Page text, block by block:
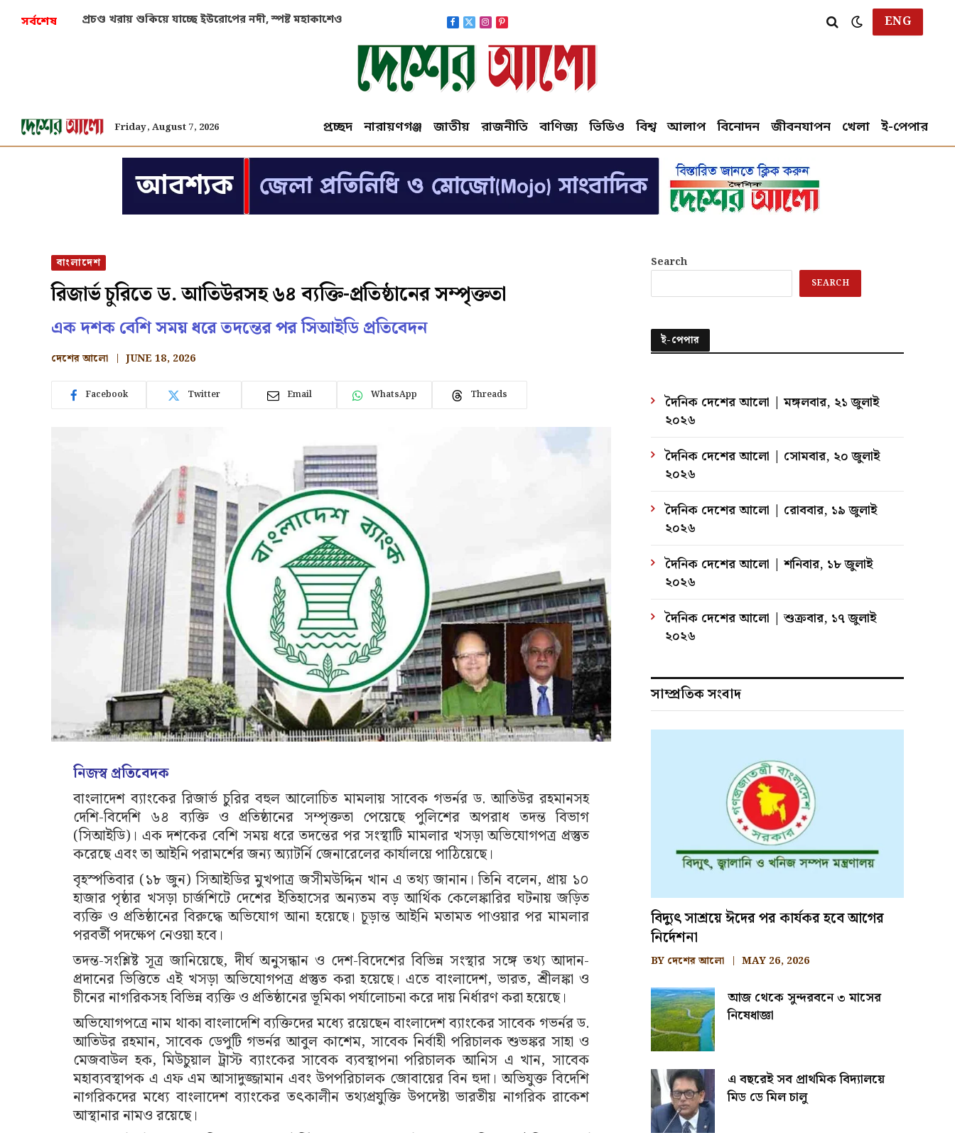
সর্বশেষ দুর্ঘটনায় আহতদের জরুরি চিকিৎসায় সার্কুলার জারির নির্দেশ
Facebook
X
(Twitter)
Instagram
Pinterest ENG
Friday, August 7, 2026 প্রচ্ছদ নারায়ণগঞ্জ জাতীয় রাজনীতি বাণিজ্য ভিডিও বিশ্ব আলাপ বিনোদন জীবনযাপন খেলা ই-পেপার
বাংলাদেশ
রিজার্ভ চুরিতে ড. আতিউরসহ ৬৪ ব্যক্তি-প্রতিষ্ঠানের সম্পৃক্ততা
এক দশক বেশি সময় ধরে তদন্তের পর সিআইডি প্রতিবেদন
দেশের আলো JUNE 18, 2026
Facebook Twitter Email WhatsApp Threads
নিজস্ব প্রতিবেদক
বাংলাদেশ ব্যাংকের রিজার্ভ চুরির বহুল আলোচিত মামলায় সাবেক গভর্নর ড. আতিউর রহমানসহ
দেশি-বিদেশি ৬৪ ব্যক্তি ও প্রতিষ্ঠানের সম্পৃক্ততা পেয়েছে পুলিশের অপরাধ তদন্ত বিভাগ
(সিআইডি)। এক দশকের বেশি সময় ধরে তদন্তের পর সংস্থাটি মামলার খসড়া অভিযোগপত্র প্রস্তুত
করেছে এবং তা আইনি পরামর্শের জন্য অ্যাটর্নি জেনারেলের কার্যালয়ে পাঠিয়েছে।
বৃহস্পতিবার (১৮ জুন) সিআইডির মুখপাত্র জসীমউদ্দিন খান এ তথ্য জানান। তিনি বলেন, প্রায় ১০
হাজার পৃষ্ঠার খসড়া চার্জশিটে দেশের ইতিহাসের অন্যতম বড় আর্থিক কেলেঙ্কারির ঘটনায় জড়িত
ব্যক্তি ও প্রতিষ্ঠানের বিরুদ্ধে অভিযোগ আনা হয়েছে। চূড়ান্ত আইনি মতামত পাওয়ার পর মামলার
পরবর্তী পদক্ষেপ নেওয়া হবে।
তদন্ত-সংশ্লিষ্ট সূত্র জানিয়েছে, দীর্ঘ অনুসন্ধান ও দেশ-বিদেশের বিভিন্ন সংস্থার সঙ্গে তথ্য আদান-
প্রদানের ভিত্তিতে এই খসড়া অভিযোগপত্র প্রস্তুত করা হয়েছে। এতে বাংলাদেশ, ভারত, শ্রীলঙ্কা ও
চীনের নাগরিকসহ বিভিন্ন ব্যক্তি ও প্রতিষ্ঠানের ভূমিকা পর্যালোচনা করে দায় নির্ধারণ করা হয়েছে।
অভিযোগপত্রে নাম থাকা বাংলাদেশি ব্যক্তিদের মধ্যে রয়েছেন বাংলাদেশ ব্যাংকের সাবেক গভর্নর ড.
আতিউর রহমান, সাবেক ডেপুটি গভর্নর আবুল কাশেম, সাবেক নির্বাহী পরিচালক শুভঙ্কর সাহা ও
মেজবাউল হক, মিউচুয়াল ট্রাস্ট ব্যাংকের সাবেক ব্যবস্থাপনা পরিচালক আনিস এ খান, সাবেক
মহাব্যবস্থাপক এ এফ এম আসাদুজ্জামান এবং উপপরিচালক জোবায়ের বিন হুদা। অভিযুক্ত বিদেশি
নাগরিকদের মধ্যে বাংলাদেশ ব্যাংকের তৎকালীন তথ্যপ্রযুক্তি উপদেষ্টা ভারতীয় নাগরিক রাকেশ
আস্থানার নামও রয়েছে।
Search
SEARCH
ই-পেপার
দৈনিক দেশের আলো | মঙ্গলবার, ২১ জুলাই
২০২৬
দৈনিক দেশের আলো | সোমবার, ২০ জুলাই
২০২৬
দৈনিক দেশের আলো | রোববার, ১৯ জুলাই
২০২৬
দৈনিক দেশের আলো | শনিবার, ১৮ জুলাই
২০২৬
দৈনিক দেশের আলো | শুক্রবার, ১৭ জুলাই
২০২৬
সাম্প্রতিক সংবাদ
বিদ্যুৎ সাশ্রয়ে ঈদের পর কার্যকর হবে আগের
নির্দেশনা
BY দেশের আলো MAY 26, 2026
আজ থেকে সুন্দরবনে ৩ মাসের
নিষেধাজ্ঞা
এ বছরেই সব প্রাথমিক বিদ্যালয়ে
মিড ডে মিল চালু